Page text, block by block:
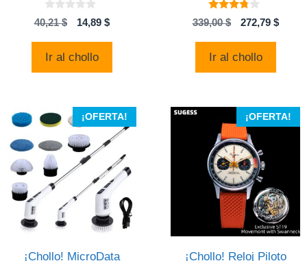
0
d
40,21$
El
original
14,89 $El
Ir al chollo
3.63
de 5
339,00$
El
original
272,79 $El
Ir al chollo
¡OFERTA!
¡Chollo! MicroData
¡OFERTA!
¡Chollo! Reloj Piloto